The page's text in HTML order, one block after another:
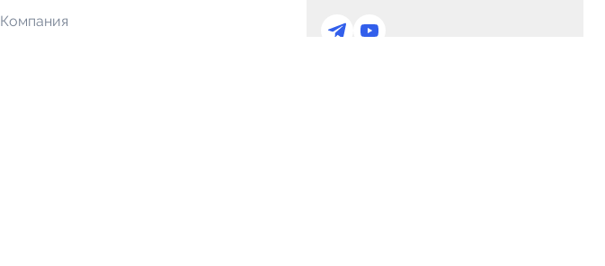
Компания